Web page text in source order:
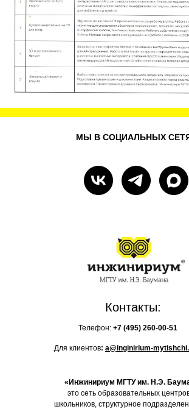
МЫ В СОЦИАЛЬНЫХ
«Инжинириум МГТУ им. Н.Э.
это сеть образовательных
школьников, структурное
Телефон: +7 (495) 260-00-51
Для клиентов: a@inginirium-
Контакты: